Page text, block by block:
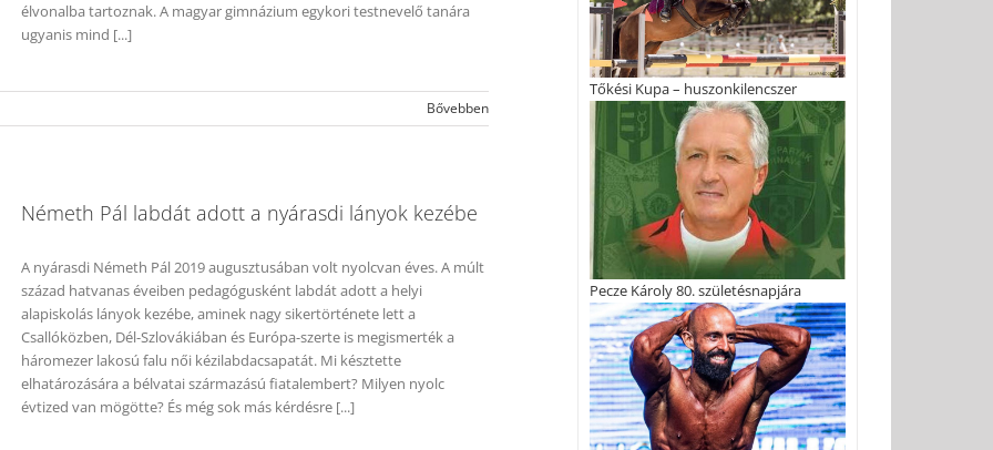
élvonalba tartoznak. A magyar gimnázium egykori testnevelő tanára
ugyanis mind [...]
Bővebben
Németh Pál labdát adott a nyárasdi lányok kezébe
A nyárasdi Németh Pál 2019 augusztusában volt nyolcvan éves. A múlt
század hatvanas éveiben pedagógusként labdát adott a helyi
alapiskolás lányok kezébe, aminek nagy sikertörténete lett a
Csallóközben, Dél-Szlovákiában és Európa-szerte is megismerték a
háromezer lakosú falu női kézilabdacsapatát. Mi késztette
elhatározására a bélvatai származású fiatalembert? Milyen nyolc
évtized van mögötte? És még sok más kérdésre [...]
Tőkési Kupa – huszonkilencszer
Pecze Károly 80. születésnapjára